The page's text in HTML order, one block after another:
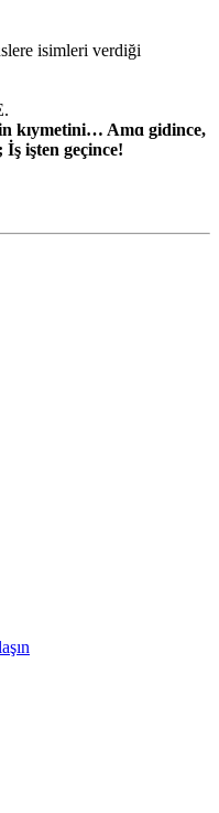
isimleri verdiği
kıymetini… Amɑ gidince,
işten geçince!